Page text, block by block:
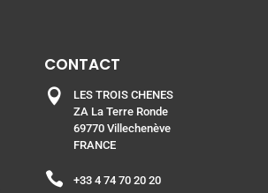
CONTACT

LES TROIS CHENES
ZA La Terre Ronde
69770 Villechenève
FRANCE
 +33 4 74 70 20 20